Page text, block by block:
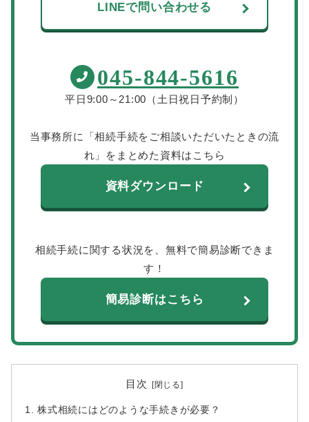
LINEで問い合わせる
045-844-5616
平日9:00～21:00（土日祝日予約制）
当事務所に「相続手続をご相談いただいたときの流
れ」をまとめた資料はこちら
資料ダウンロード
相続手続に関する状況を、無料で簡易診断できま
す！
簡易診断はこちら
目次
株式相続にはどのような手続きが必要？